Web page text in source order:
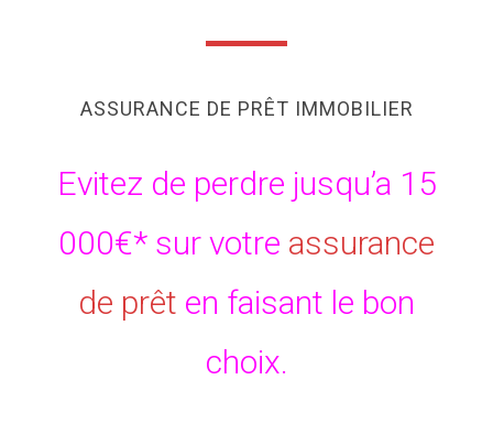
ASSURANCE DE PRÊT IMMOBILIER
Evitez de perdre jusqu’a 15
000€* sur votre assurance
de prêt en faisant le bon
choix.